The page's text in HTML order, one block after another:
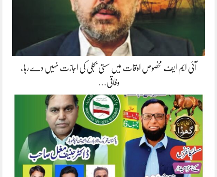
آئی ایم ایف مخصوص اوقات میں سستی بجلی کی اجازت نہیں دے رہا،
وفاقی…